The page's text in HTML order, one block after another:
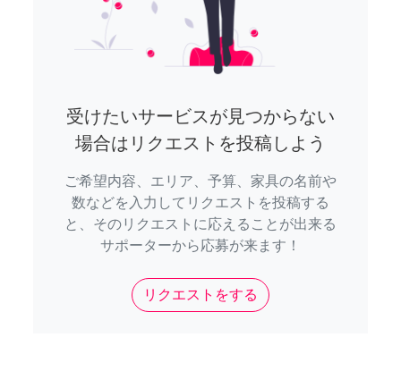
受けたいサービスが見つからない
場合はリクエストを投稿しよう
ご希望内容、エリア、予算、家具の名前や
数などを入力してリクエストを投稿する
と、そのリクエストに応えることが出来る
サポーターから応募が来ます！
リクエストをする